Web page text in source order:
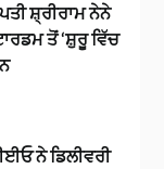
ਸ਼੍ਰੀਰਾਮ ਨੇਨੇ
ਤੋਂ ‘ਸ਼ੁਰੂ ਵਿੱਚ
ਨੇ ਡਿਲੀਵਰੀ